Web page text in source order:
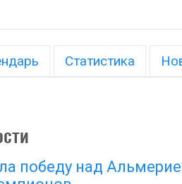
Статистика
победу над